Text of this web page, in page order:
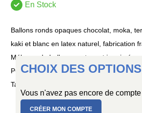
En Stock
Ballons ronds opaques chocolat, moka,
kaki et blanc en latex naturel, fabrication
Mélange de ballons neutres et imprimés.
PC de 6 ballons
Taille : Ø 25/29 cm
CHOIX DES OPTIONS
Vous n'avez pas encore de
CRÉER MON COMPTE